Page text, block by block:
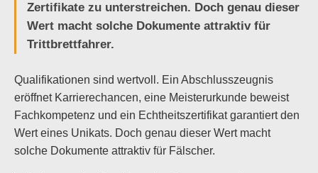
Zertifikate zu unterstreichen. Doch genau dieser
Wert macht solche Dokumente attraktiv für
Trittbrettfahrer.
Qualifikationen sind wertvoll. Ein Abschlusszeugnis
eröffnet Karrierechancen, eine Meisterurkunde beweist
Fachkompetenz und ein Echtheitszertifikat garantiert den
Wert eines Unikats. Doch genau dieser Wert macht
solche Dokumente attraktiv für Fälscher.